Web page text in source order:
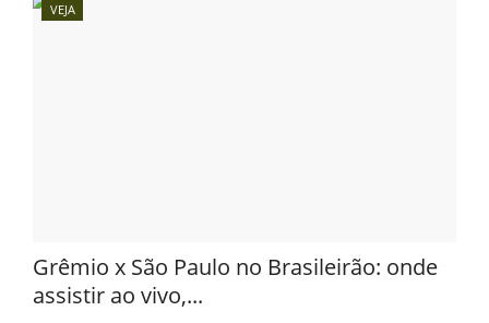
VEJA
Grêmio x São Paulo no Brasileirão: onde
assistir ao vivo,...